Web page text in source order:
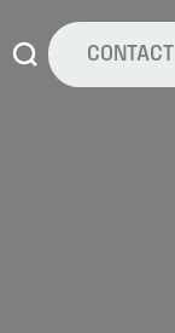
CONTACT